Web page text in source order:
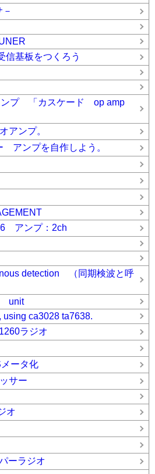
信基板をつくろう
ンプ 「カスケード op amp
アンプ。
アンプを自作しよう。
アンプ：2ch
detection （同期検波と呼
unit
using ca3028 ta7638.
ラジオ
ータ化
サー
オ
ーラジオ